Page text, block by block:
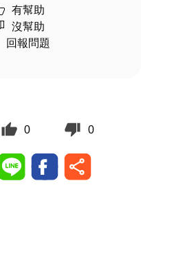
有幫助
沒幫助
回報問題
0 0